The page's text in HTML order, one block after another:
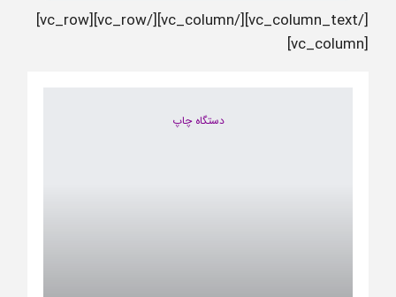
[/vc_column_text][/vc_column][/vc_row][vc_row]
[vc_column]
دستگاه چاپ